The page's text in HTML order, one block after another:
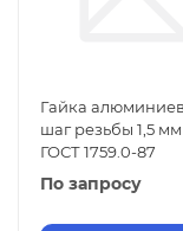
Гайка
шаг резьбы 1,5
ГОСТ 1759.0-87
По запросу